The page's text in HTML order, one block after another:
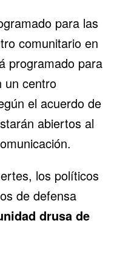
para las
comunitario en
programado para
un centro
el acuerdo de
abiertos al
los políticos
de defensa
drusa de